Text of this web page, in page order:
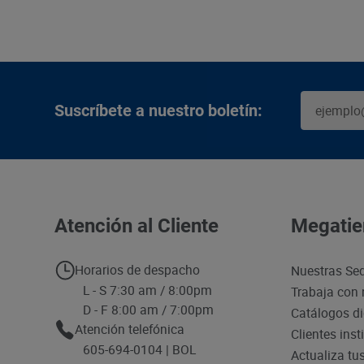
Suscríbete a nuestro boletín:
Atención al Cliente
Horarios de despacho
L - S 7:30 am / 8:00pm
D - F 8:00 am / 7:00pm
Atención telefónica
605-694-0104 | BOL
Nuestras
Trabaja con
Catálogos
Clientes
Actualiza